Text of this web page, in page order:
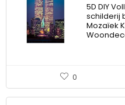
5D DIY
schilderij
Mozaïek
0